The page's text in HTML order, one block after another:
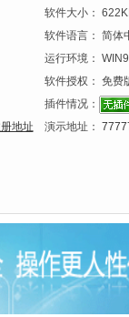
软件大小：
软件语言： 简体
运行环境：
软件授权： 免费
插件情况：
地址 演示地址：